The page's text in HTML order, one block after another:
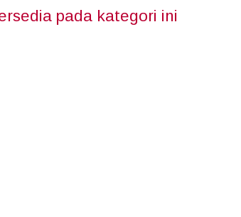
pada kategori ini